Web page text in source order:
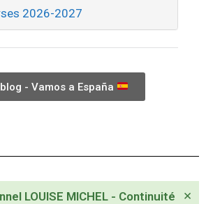
2026-2027
- Vamos a España
LOUISE MICHEL - Continuité
×